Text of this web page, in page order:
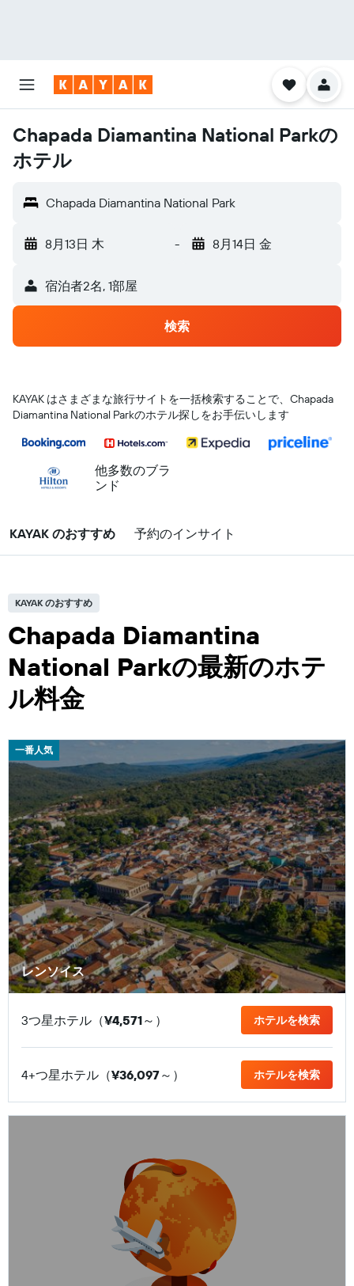
Chapada Diamantina National Parkの
ホテル
Chapada Diamantina National Park
8月13日 木 - 8月14日 金
宿泊者2名, 1​部屋
検索
KAYAK はさまざまな旅行サイトを一括検索することで、Chapada
Diamantina National Parkのホテル探しをお手伝いします
他多数のブラ
ンド
KAYAK のおすすめ 予約のインサイト
KAYAK のおすすめ
Chapada Diamantina
National Parkの最新のホテ
ル料金
一番人気
レンソイス
3つ星ホテル（¥4,571​～） ホテルを検索
4+つ星ホテル（¥36,097​～） ホテルを検索